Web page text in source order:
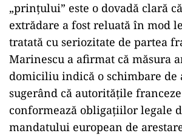
„prințului” este o dovadă clară
extrădare a fost reluată în mod
tratată cu seriozitate de partea
Marinescu a afirmat că măsura
domiciliu indică o schimbare de
sugerând că autoritățile franceze
conformează obligațiilor legale
mandatului european de